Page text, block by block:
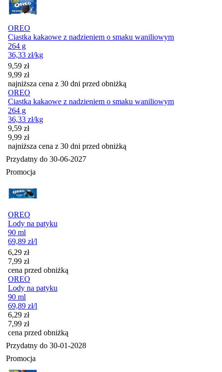
OREO
Ciastka kakaowe z nadzieniem o smaku waniliowym
264 g
36,33 zł/kg
Cena promocyjna
9,59 zł
9,99 zł
najniższa cena z 30 dni przed obniżką
OREO
Ciastka kakaowe z nadzieniem o smaku waniliowym
264 g
36,33 zł/kg
Cena promocyjna
9,59 zł
9,99 zł
najniższa cena z 30 dni przed obniżką
Przydatny do 30-06-2027
Promocja
OREO
Lody na patyku
90 ml
69,89 zł/l
Cena promocyjna
6,29 zł
7,99 zł
cena przed obniżką
OREO
Lody na patyku
90 ml
69,89 zł/l
Cena promocyjna
6,29 zł
7,99 zł
cena przed obniżką
Przydatny do 30-01-2028
Promocja